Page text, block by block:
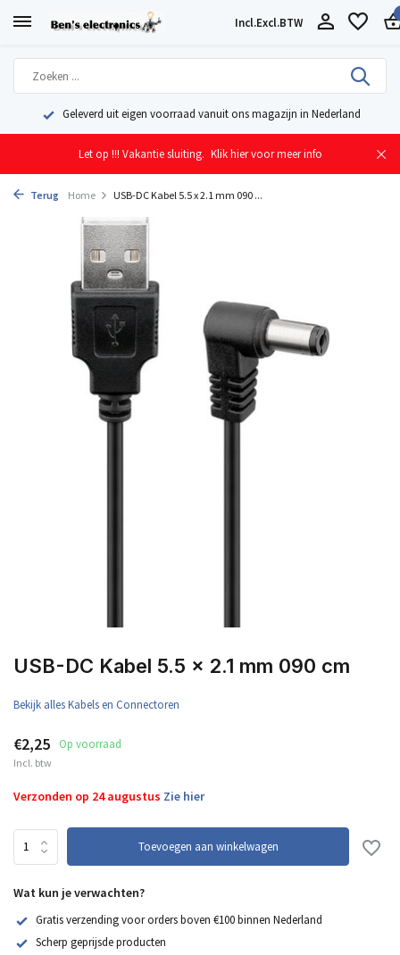
Incl.Excl.BTW
Geleverd uit eigen voorraad vanuit ons magazijn in Nederland
Let op !!! Vakantie sluiting. Klik hier voor meer info
Terug Home USB-DC Kabel 5.5 x 2.1 mm 090 ...
USB-DC Kabel 5.5 x 2.1 mm 090 cm
Bekijk alles Kabels en Connectoren
€2,25 Op voorraad
Incl. btw
Verzonden op 24 augustus Zie hier
Toevoegen aan winkelwagen
Wat kun je verwachten?
Gratis verzending voor orders boven €100 binnen Nederland
Scherp geprijsde producten